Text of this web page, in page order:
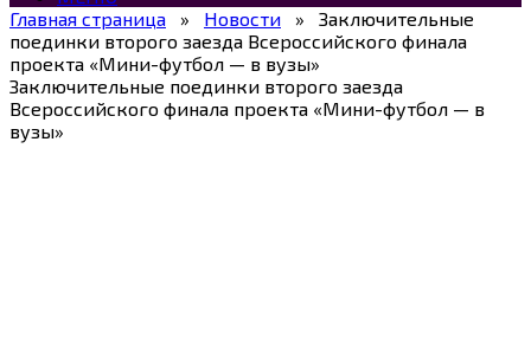
Главная страница » Новости » Заключительные
поединки второго заезда Всероссийского финала
проекта «Мини-футбол — в вузы»
Заключительные поединки второго заезда
Всероссийского финала проекта «Мини-футбол — в
вузы»